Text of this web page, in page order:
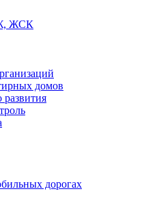
ЖСК
домов
дорогах